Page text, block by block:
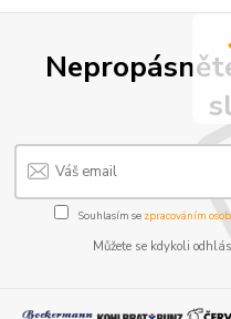
Souhlasím se zpracováním
Můžete se kdykoli